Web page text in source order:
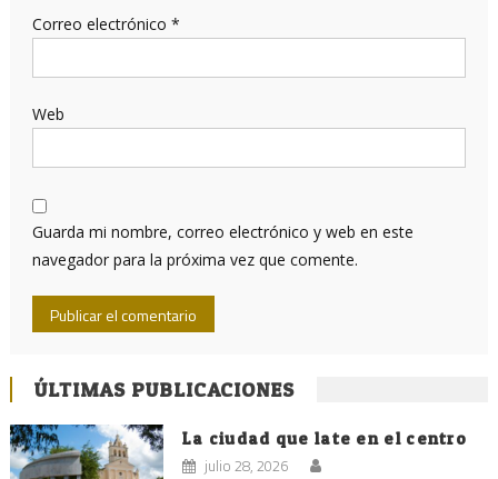
Correo electrónico *
Web
Guarda mi nombre, correo electrónico y web en este
navegador para la próxima vez que comente.
ÚLTIMAS PUBLICACIONES
La ciudad que late en el centro
julio 28, 2026